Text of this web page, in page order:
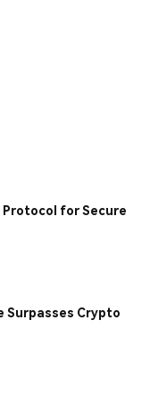
Protocol for Secure
Surpasses Crypto